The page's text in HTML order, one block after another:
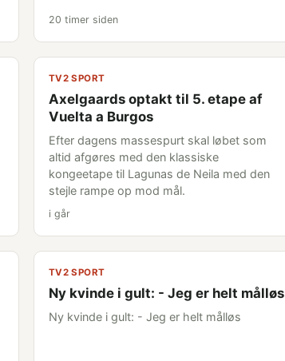
20 timer siden
TV2 SPORT
Axelgaards optakt til 5. etape af
Vuelta a Burgos
Efter dagens massespurt skal løbet som
altid afgøres med den klassiske
kongeetape til Lagunas de Neila med den
stejle rampe op mod mål.
i går
TV2 SPORT
Ny kvinde i gult: - Jeg er helt målløs
Ny kvinde i gult: - Jeg er helt målløs